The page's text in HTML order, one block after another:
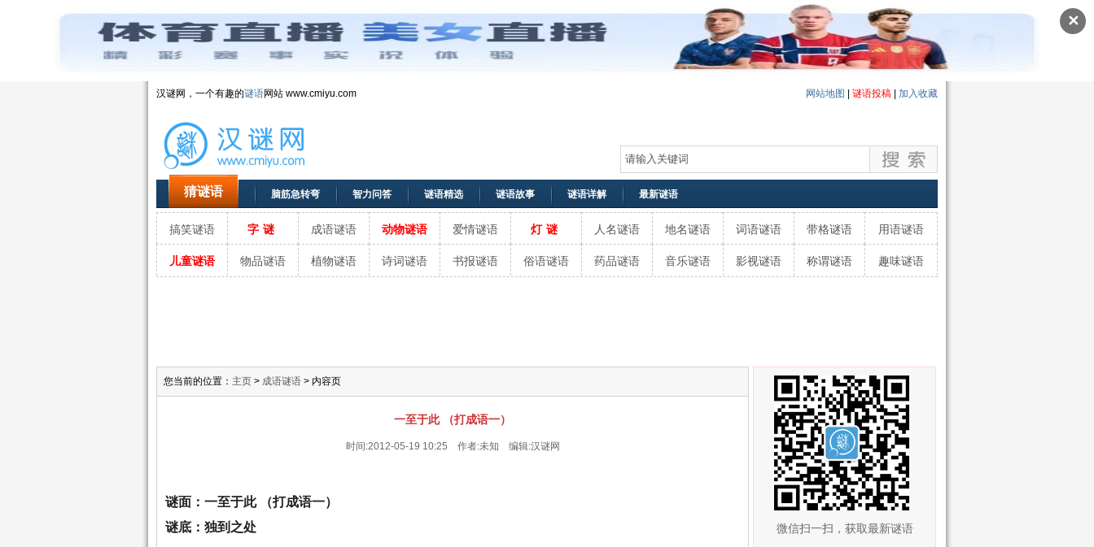
✕
汉谜网，一个有趣的谜语网站 www.cmiyu.com 网站地图 谜语投稿 加入收藏
猜谜语 脑筋急转弯 智力问答 谜语精选 谜语故事 谜语详解 最新谜语
搞笑谜语 字谜 成语谜语 动物谜语 爱情谜语 灯谜 人名谜语 地名谜语 词语谜语 带格谜语 用语谜语
儿童谜语 物品谜语 植物谜语 诗词谜语 书报谜语 俗语谜语 药品谜语 音乐谜语 影视谜语 称谓谜语 趣味谜语
您当前的位置： 主页 > 成语谜语 > 内容页
一至于此 （打成语一）
时间:2012-05-19 10:25 作者:未知 编辑:汉谜网
谜面：一至于此 （打成语一）
谜底：独到之处
微信扫一扫，获取最新谜语